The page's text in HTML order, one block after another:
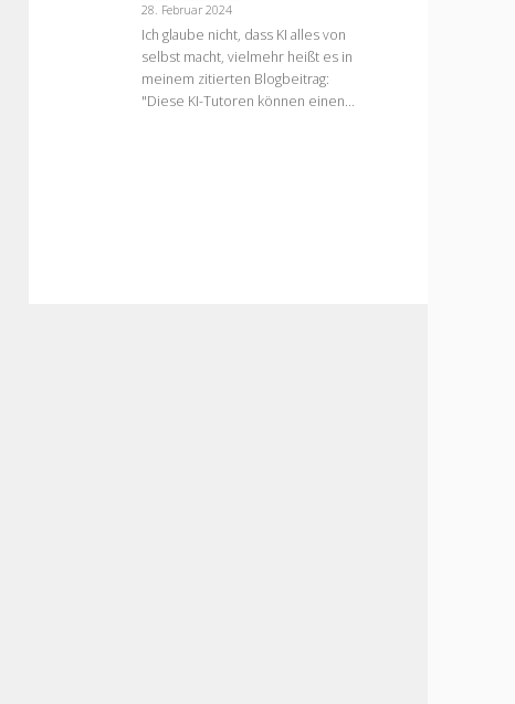
28. Februar 2024
Ich glaube nicht, dass KI alles von
selbst macht, vielmehr heißt es in
meinem zitierten Blogbeitrag:
"Diese KI-Tutoren können einen…